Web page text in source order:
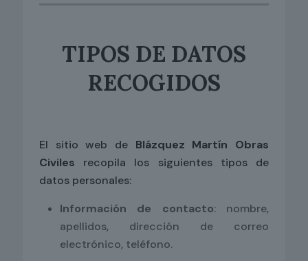
TIPOS DE DATOS
RECOGIDOS
El sitio web de Blázquez Martín Obras
Civiles recopila los siguientes tipos de
datos personales:
Información de contacto: nombre,
apellidos, dirección de correo
electrónico, teléfono.